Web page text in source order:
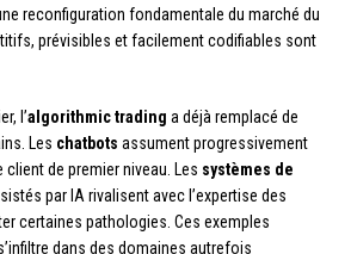
reconfiguration fondamentale du marché du
prévisibles et facilement codifiables sont
l’algorithmic trading a déjà remplacé de
Les chatbots assument progressivement
de premier niveau. Les systèmes de
par IA rivalisent avec l’expertise des
certaines pathologies. Ces exemples
dans des domaines autrefois